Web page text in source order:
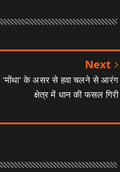
Next
‘मोंथा’ के असर से हवा चलने से आरंग
क्षेत्र में धान की फसल गिरी